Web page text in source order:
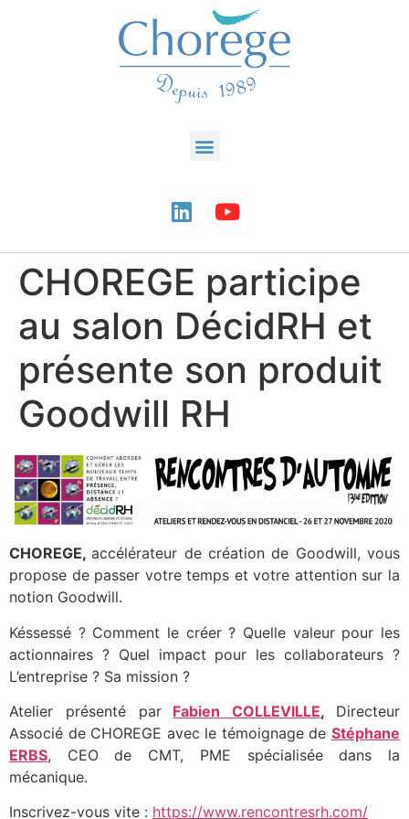
CHOREGE participe
au salon DécidRH et
présente son produit
Goodwill RH
CHOREGE,accélérateur de création de Goodwill, vous
propose de passer votre temps et votre attention sur la
notion Goodwill.
Késsessé ? Comment le créer ? Quelle valeur pour les
actionnaires ? Quel impact pour les collaborateurs ?
L’entreprise ? Sa mission ?
Atelier présenté par
Fabien COLLEVILLE, Directeur
Associé de CHOREGE avec le témoignage de Stéphane
ERBS, CEO de CMT, PME spécialisée dans la
mécanique.
Inscrivez-vous vite : https://www.rencontresrh.com/